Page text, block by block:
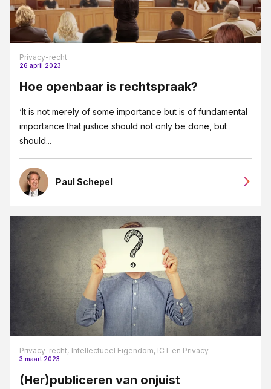
Bestuursrecht
Bouw en aannemerij
Civiel bouwrecht
Contract en proces
Eigendoms- en merkenrecht
Erfrecht
Fusies en overnames
Goede overeenkomsten blogreeks
Groeipijn blogreeks
Huurrecht
Intellectueel Eigendom, ICT en Privacy
Jubileum 125 jaar JPR advocaten
Letselschade
Privacy-recht
26 april 2023
Hoe openbaar is rechtspraak?
‘It is not merely of some importance but is of fundamental
importance that justice should not only be done, but
should...
Paul Schepel
Privacy-recht, Intellectueel Eigendom, ICT en Privacy
3 maart 2023
(Her)publiceren van onjuist